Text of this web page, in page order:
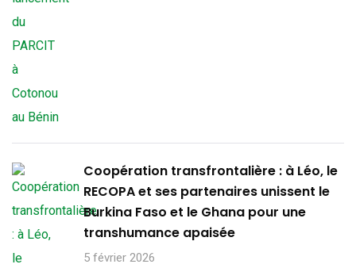
Coopération transfrontalière : à Léo, le
RECOPA et ses partenaires unissent le
Burkina Faso et le Ghana pour une
transhumance apaisée
5 février 2026